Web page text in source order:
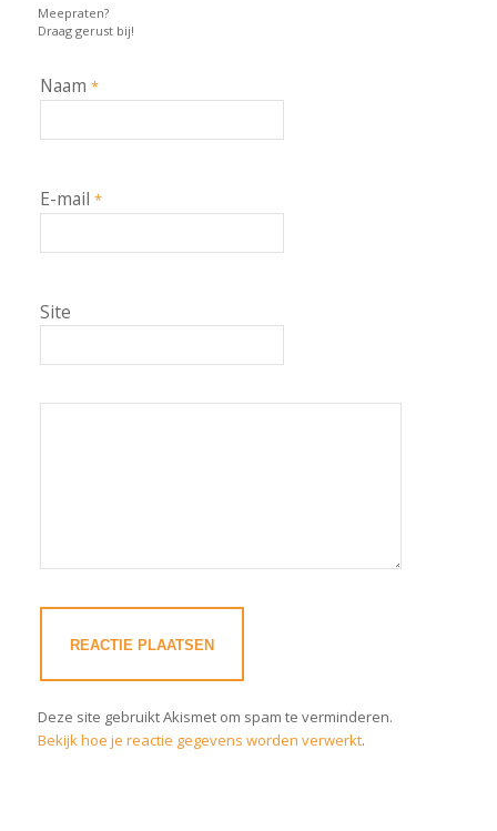
Meepraten?
Draag gerust bij!
Naam *
E-mail *
Site
Deze site gebruikt Akismet om spam te verminderen.
Bekijk hoe je reactie gegevens worden verwerkt.